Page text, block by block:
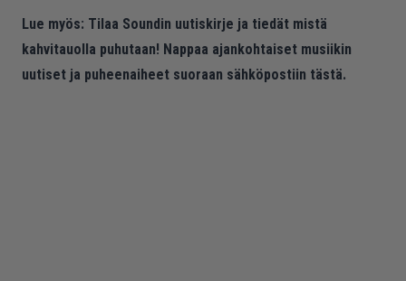
Lue myös: Tilaa Soundin uutiskirje ja tiedät mistä
kahvitauolla puhutaan! Nappaa ajankohtaiset musiikin
uutiset ja puheenaiheet suoraan sähköpostiin tästä.